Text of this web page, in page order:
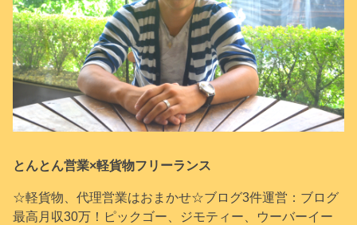
とんとん営業×軽貨物フリーランス
☆軽貨物、代理営業はおまかせ☆ブログ3件運営：ブログ
最高月収30万！ピックゴー、ジモティー、ウーバーイー